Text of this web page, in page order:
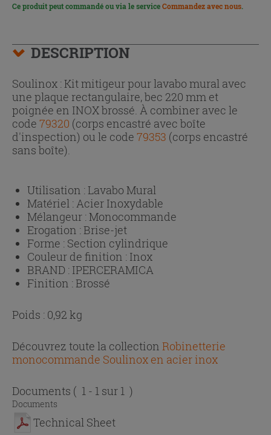
Ce produit peut commandé ou via le serviceCommandez avec nous.
DESCRIPTION
Soulinox : Kit mitigeur pour lavabo mural avec
une plaque rectangulaire, bec 220 mm et
poignée en INOX brossé. À combiner avec le
code 79320 (corps encastré avec boîte
d'inspection) ou le code 79353 (corps encastré
sans boîte).
Utilisation :Lavabo Mural
Matériel : Acier Inoxydable
Mélangeur :Monocommande
Erogation :Brise-jet
Forme : Section cylindrique
Couleur de finition : Inox
BRAND : IPERCERAMICA
Finition :Brossé
Poids : 0,92 kg
Découvrez toute la collection Robinetterie
monocommande Soulinox en acier inox
Documents ( 1 - 1 sur 1 )
Documents
Technical Sheet